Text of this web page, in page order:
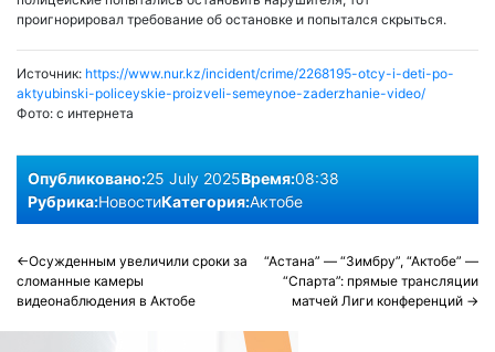
проигнорировал требование об остановке и попытался скрыться.
Источник: https://www.nur.kz/incident/crime/2268195-otcy-i-deti-po-
aktyubinski-policeyskie-proizveli-semeynoe-zaderzhanie-video/
Фото: с интернета
Опубликовано:25 July 2025Время:08:38
Рубрика:НовостиКатегория:Актобе
Post
navigation
Осужденным увеличили сроки за
сломанные камеры
видеонаблюдения в Актобе
“Астана” — “Зимбру”, “Актобе” —
“Спарта”: прямые трансляции
матчей Лиги конференций